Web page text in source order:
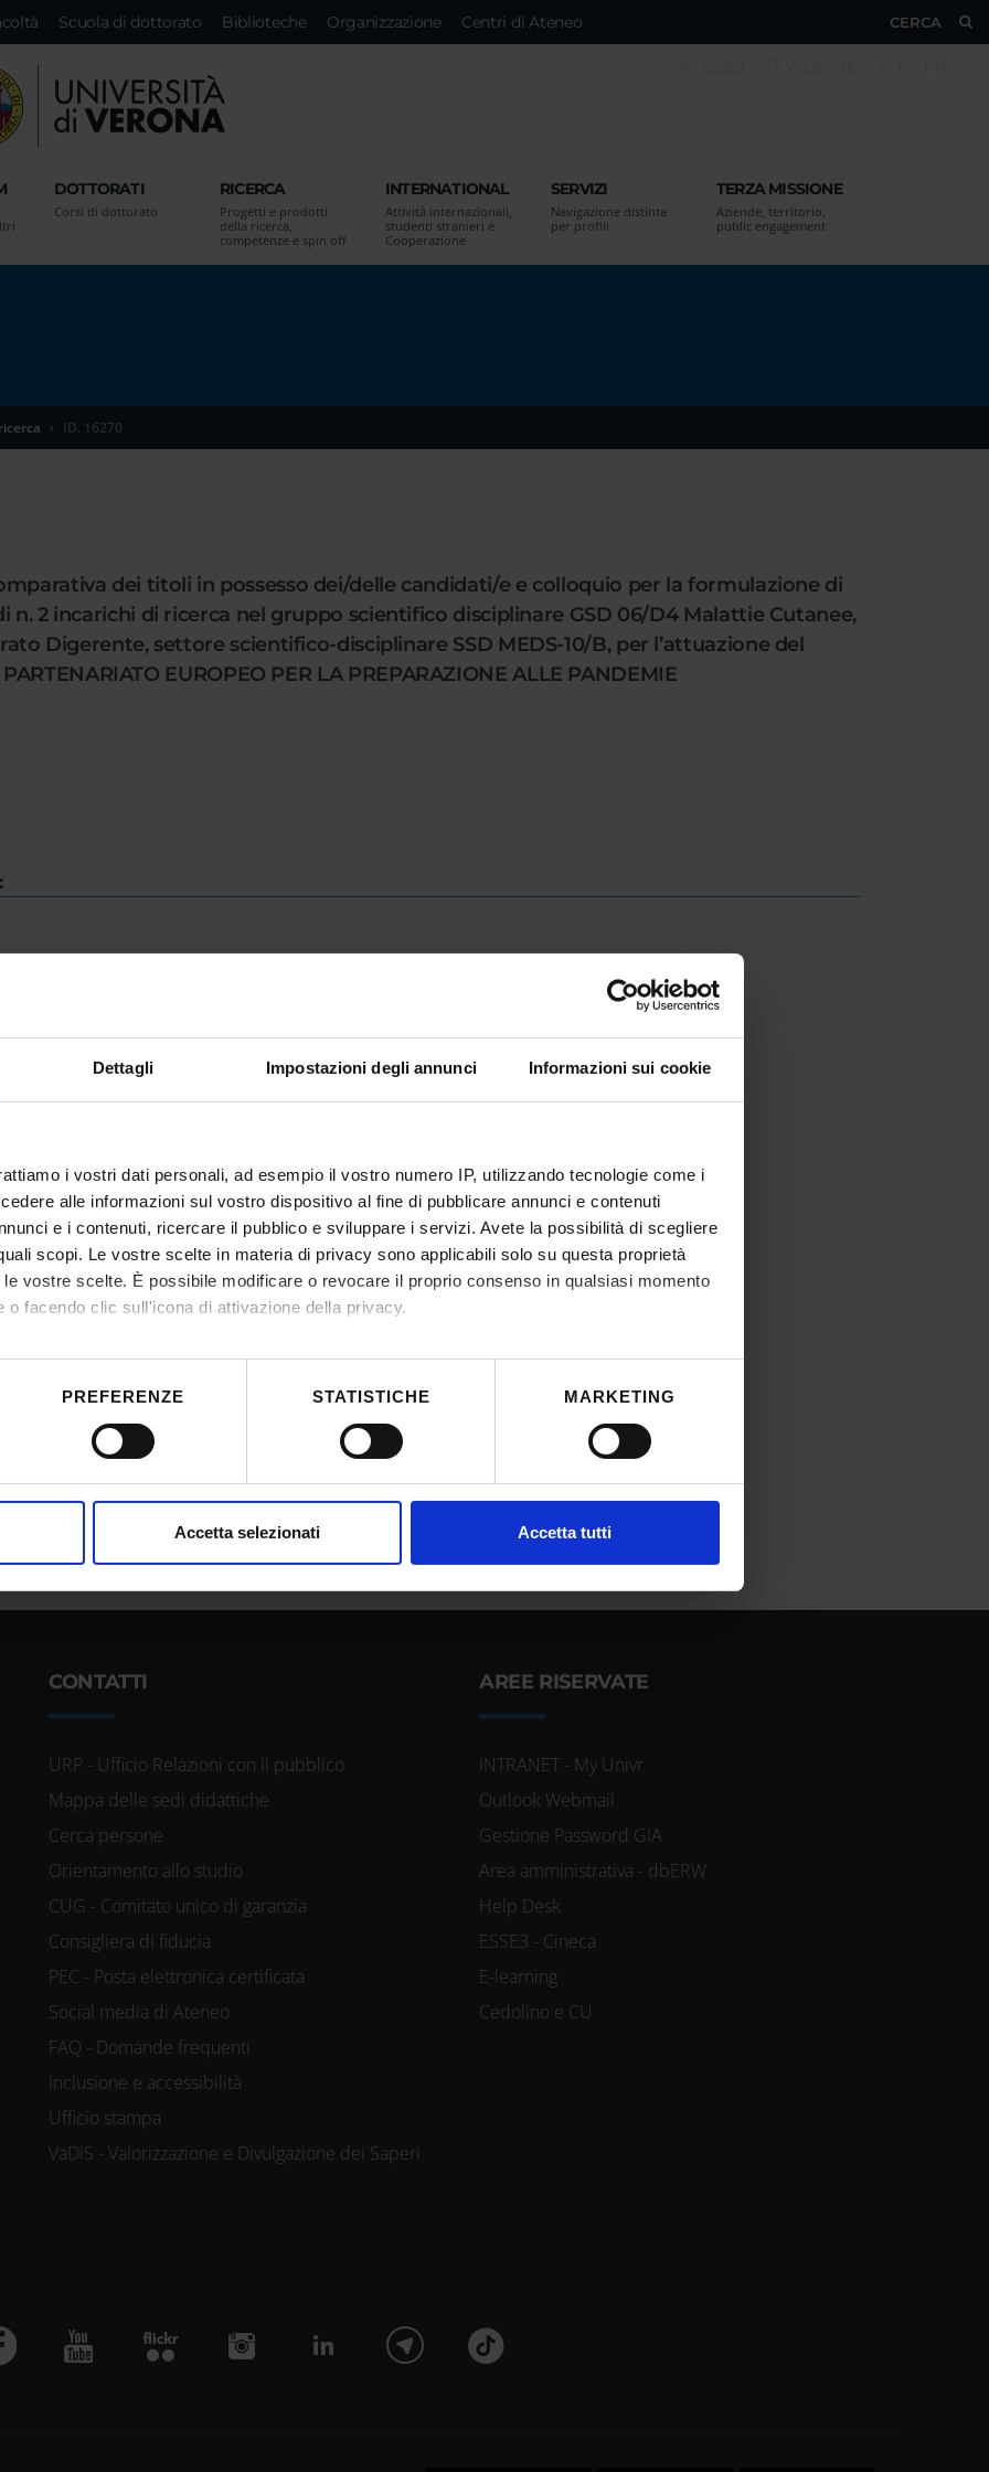
Dettagli Impostazioni degli annunci Informazioni sui cookie
i vostri dati personali, ad esempio il vostro numero IP, utilizzando tecnologie come i
alle informazioni sul vostro dispositivo al fine di pubblicare annunci e contenuti
e i contenuti, ricercare il pubblico e sviluppare i servizi. Avete la possibilità di scegliere
scopi. Le vostre scelte in materia di privacy sono applicabili solo su questa proprietà
vostre scelte. È possibile modificare o revocare il proprio consenso in qualsiasi momento
o facendo clic sull'icona di attivazione della privacy.
anche:
tua posizione geografica, con un'approssimazione di qualche metro,
elaborati i tuoi dati personali e imposta le tue preferenze nella
sezione dettagli . Puoi
contenuti ed annunci, per fornire funzionalità dei social media e per analizzare il
dei loro servizi.
PREFERENZE STATISTICHE MARKETING
Accetta selezionati Accetta tutti
CERCA
Scuola di dottorato Biblioteche Organizzazione Centri di Ateneo
DOTTORATI
Corsi di dottorato
RICERCA
Progetti e prodotti
della ricerca,
competenze e spin off
INTERNATIONAL
Attività internazionali,
studenti stranieri e
Cooperazione
SERVIZI
Navigazione distinta
per profili
TERZA MISSIONE
Aziende, territorio,
public engagement
ID. 16270
dei titoli in possesso dei/delle candidati/e e colloquio per la formulazione di
2 incarichi di ricerca nel gruppo scientifico disciplinare GSD 06/D4 Malattie Cutanee,
Digerente, settore scientifico-disciplinare SSD MEDS-10/B, per l’attuazione del
EUROPEO PER LA PREPARAZIONE ALLE PANDEMIE
CONTATTI
URP - Ufficio Relazioni con il pubblico
Mappa delle sedi didattiche
Cerca persone
Orientamento allo studio
CUG - Comitato unico di garanzia
Consigliera di fiducia
PEC - Posta elettronica certificata
Social media di Ateneo
FAQ - Domande frequenti
Inclusione e accessibilità
Ufficio stampa
VaDiS - Valorizzazione e Divulgazione dei Saperi
AREE RISERVATE
INTRANET - My Univr
Outlook Webmail
Gestione Password GIA
Area amministrativa - dbERW
Help Desk
ESSE3 - Cineca
E-learning
Cedolino e CU